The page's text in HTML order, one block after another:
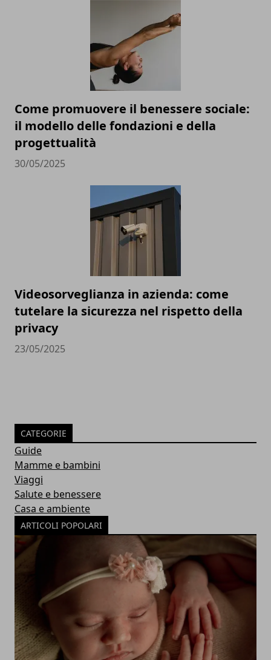
Come promuovere il benessere sociale:
il modello delle fondazioni e della
progettualità
30/05/2025
Videosorveglianza in azienda: come
tutelare la sicurezza nel rispetto della
privacy
23/05/2025
CATEGORIE
Guide
Mamme e bambini
Viaggi
Salute e benessere
Casa e ambiente
ARTICOLI POPOLARI